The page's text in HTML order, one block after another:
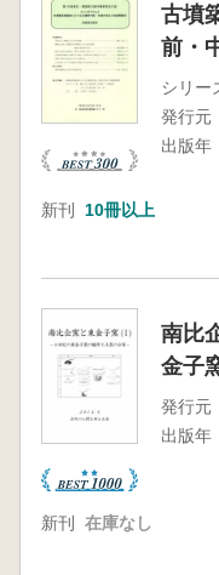
古墳
前・
シリー
発行元
出版年
新刊 10冊以上
南比
金子
発行元
出版年
新刊 在庫なし